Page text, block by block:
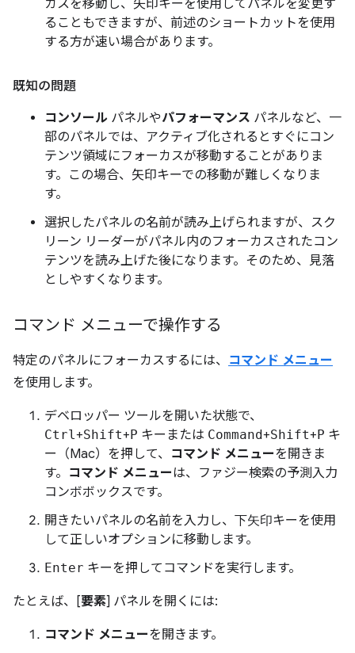
カスを移動し、矢印キーを使用してパネルを変更す
ることもできますが、前述のショートカットを使用
する方が速い場合があります。
既知の問題
コンソール パネルやパフォーマンス パネルなど、一
部のパネルでは、アクティブ化されるとすぐにコン
テンツ領域にフォーカスが移動することがありま
す。この場合、矢印キーでの移動が難しくなりま
す。
選択したパネルの名前が読み上げられますが、スク
リーン リーダーがパネル内のフォーカスされたコン
テンツを読み上げた後になります。そのため、見落
としやすくなります。
コマンド メニューで操作する
特定のパネルにフォーカスするには、 コマンド メニュー
を使用します。
デベロッパー ツールを開いた状態で、
Ctrl+Shift+P キーまたは Command+Shift+P キ
ー（Mac）を押して、 コマンド メニューを開きま
す。 コマンド メニューは、ファジー検索の予測入力
コンボボックスです。
開きたいパネルの名前を入力し、 下矢印キーを使用
して正しいオプションに移動します。
Enter キーを押してコマンドを実行します。
たとえば、[要素] パネルを開くには:
コマンド メニューを開きます。